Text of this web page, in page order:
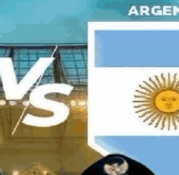
Rang Agam Pulang
dengan IKM
orang Suku
sampai saat ini,